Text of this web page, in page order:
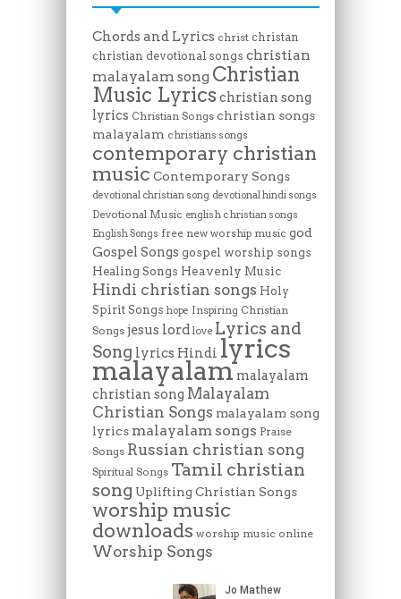
Chords and Lyrics christ christan
christian devotional songs christian
malayalam song Christian
Music Lyrics christian song
lyrics Christian Songs christian songs
malayalam christians songs
contemporary christian
music Contemporary Songs
devotional christian song devotional hindi songs
Devotional Music english christian songs
English Songs free new worship music god
Gospel Songs gospel worship songs
Healing Songs Heavenly Music
Hindi christian songs Holy
Spirit Songs hope Inspiring Christian
Songs jesus lord love Lyrics and
Song lyrics Hindi lyrics
malayalam malayalam
christian song Malayalam
Christian Songs malayalam song
lyrics malayalam songs Praise
Songs Russian christian song
Spiritual Songs Tamil christian
song Uplifting Christian Songs
worship music
downloads worship music online
Worship Songs